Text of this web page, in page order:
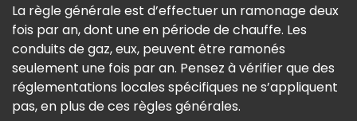
La règle générale est d’effectuer un ramonage deux
fois par an, dont une en période de chauffe. Les
conduits de gaz, eux, peuvent être ramonés
seulement une fois par an. Pensez à vérifier que des
réglementations locales spécifiques ne s’appliquent
pas, en plus de ces règles générales.